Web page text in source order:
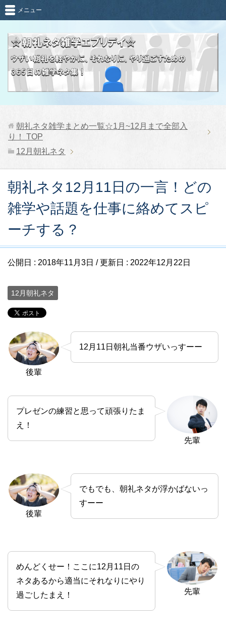
メニュー
朝礼ネタ雑学まとめ一覧☆1月~12月まで全部入
り！
TOP
12月朝礼ネタ
朝礼ネタ12月11日の一言！どの
雑学や話題を仕事に絡めてスピ
ーチする？
公開日 : 2018年11月3日 / 更新日 : 2022年12月22日
12月朝礼ネタ
後輩
12月11日朝礼当番ウザいっすーー
先輩
プレゼンの練習と思って頑張りたま
え！
後輩
でもでも、朝礼ネタが浮かばないっ
すーー
先輩
めんどくせー！ここに12月11日の
ネタあるから適当にそれなりにやり
過ごしたまえ！